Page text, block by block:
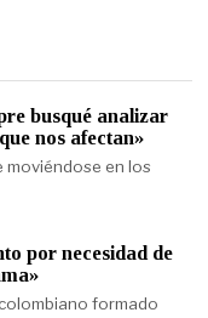
busqué analizar
nos afectan»
moviéndose en los
por necesidad de
formado